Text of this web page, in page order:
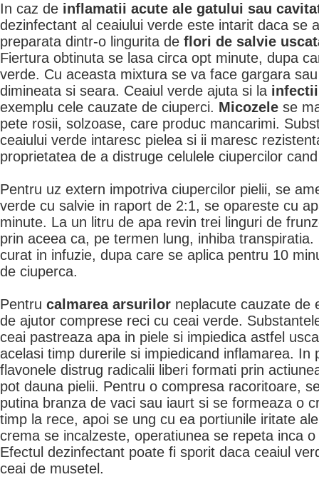
In caz de inflamatii acute ale gatului sau
dezinfectant al ceaiului verde este intarit daca se
preparata dintr-o lingurita de flori de salvie
Fiertura obtinuta se lasa circa opt minute, dupa
verde. Cu aceasta mixtura se va face gargara
dimineata si seara. Ceaiul verde ajuta si la
exemplu cele cauzate de ciuperci. Micozele se
pete rosii, solzoase, care produc mancarimi.
ceaiului verde intaresc pielea si ii maresc
proprietatea de a distruge celulele ciupercilor
Pentru uz extern impotriva ciupercilor pielii, se
verde cu salvie in raport de 2:1, se opareste cu
minute. La un litru de apa revin trei linguri de
prin aceea ca, pe termen lung, inhiba
curat in infuzie, dupa care se aplica pentru 10
de ciuperca.
Pentru calmarea arsurilor neplacute cauzate de
de ajutor comprese reci cu ceai verde.
ceai pastreaza apa in piele si impiedica astfel
acelasi timp durerile si impiedicand inflamarea. In
flavonele distrug radicalii liberi formati prin
pot dauna pielii. Pentru o compresa racoritoare,
putina branza de vaci sau iaurt si se formeaza o
timp la rece, apoi se ung cu ea portiunile iritate
crema se incalzeste, operatiunea se repeta inca
Efectul dezinfectant poate fi sporit daca ceaiul
ceai de musetel.